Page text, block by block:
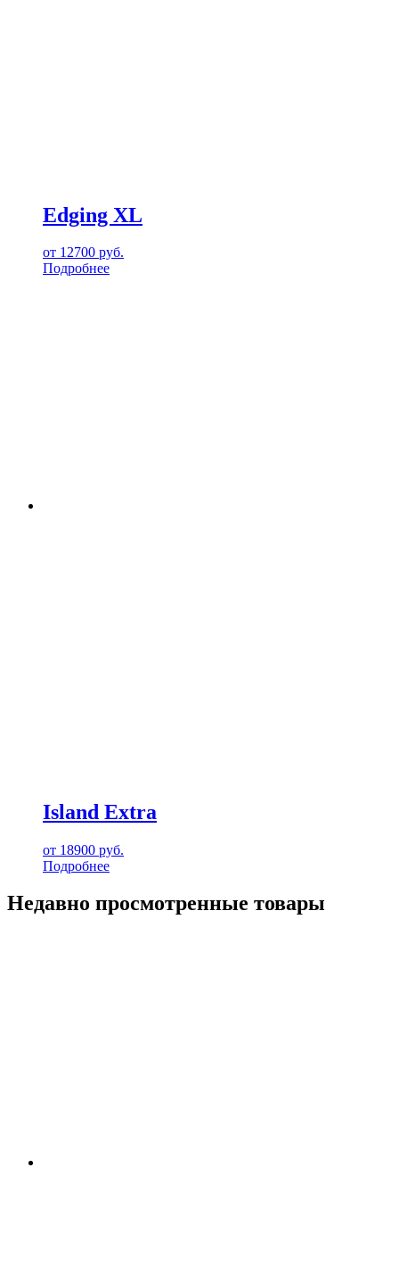
Edging XL
от 12700 руб.
Подробнее
Island Extra
от 18900 руб.
Подробнее
Недавно просмотренные товары